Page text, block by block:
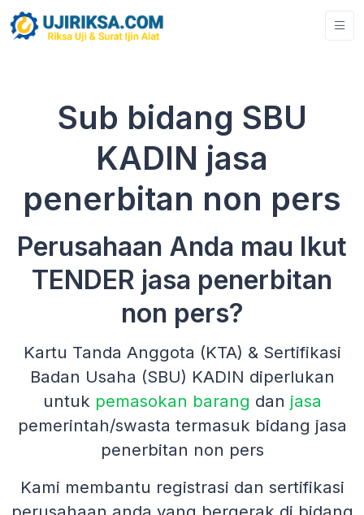
Sub bidang SBU
KADIN jasa
penerbitan non pers
Perusahaan Anda mau Ikut
TENDER jasa penerbitan
non pers?
Kartu Tanda Anggota (KTA) & Sertifikasi
Badan Usaha (SBU) KADIN diperlukan
untuk pemasokan barang dan jasa
pemerintah/swasta termasuk bidang jasa
penerbitan non pers
Kami membantu registrasi dan sertifikasi